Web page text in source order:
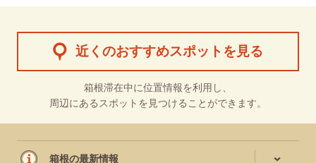
近くのおすすめスポットを見る
箱根滞在中に位置情報を利用し、
周辺にあるスポットを見つけることができます。
箱根の最新情報